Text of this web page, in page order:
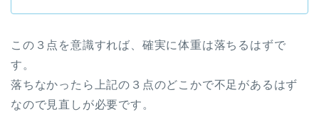
この３点を意識すれば、確実に体重は落ちるはずで
す。
落ちなかったら上記の３点のどこかで不足があるはず
なので見直しが必要です。